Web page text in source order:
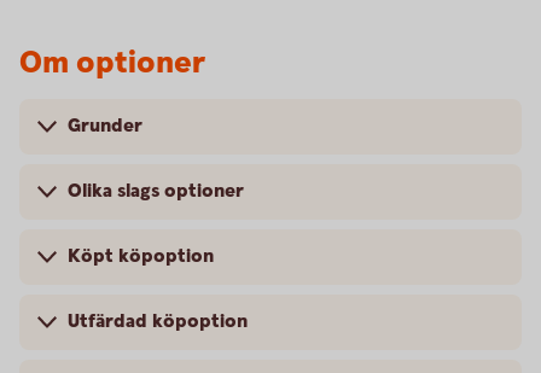
Om optioner
Grunder
Olika slags optioner
Köpt köpoption
Utfärdad köpoption